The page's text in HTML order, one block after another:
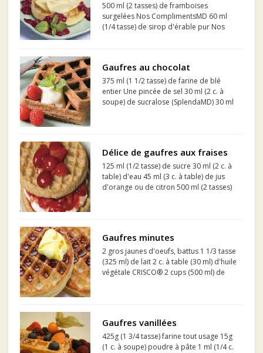
500 ml (2 tasses) de framboises
surgelées Nos ComplimentsMD 60 ml
(1/4 tasse) de sirop d'érable pur Nos
Extra 200 g (7 onces) de brie Nos
fraîches (décoration)
Gaufres au chocolat
375 ml (1 1/2 tasse) de farine de blé
entier Une pincée de sel 30 ml (2 c. à
soupe) de sucralose (SplendaMD) 30 ml
lait écrémé 1 oeuf 30 ml (2 c. à soupe)
Délice de gaufres aux fraises
125 ml (1/2 tasse) de sucre 30 ml (2 c. à
table) d'eau 45 ml (3 c. à table) de jus
d'orange ou de citron 500 ml (2 tasses)
Gaufres minutes
2 gros jaunes d'oeufs, battus 1 1/3 tasse
(325 ml) de lait 2 c. à table (30 ml) d'huile
végétale CRISCO® 2 cups (500 ml) de
Gaufres vanillées
425g (1 3/4 tasse) farine tout usage 15g
(1 c. à soupe) poudre à pâte 1 ml (1/4 c.